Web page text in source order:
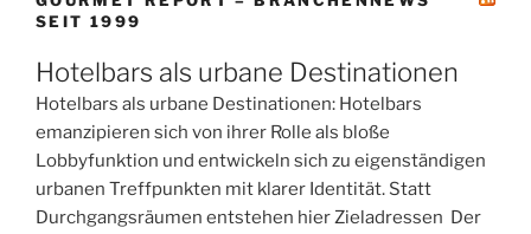
SEIT 1999
Hotelbars als urbane Destinationen
Hotelbars als urbane Destinationen: Hotelbars
emanzipieren sich von ihrer Rolle als bloße
Lobbyfunktion und entwickeln sich zu eigenständigen
urbanen Treffpunkten mit klarer Identität. Statt
Durchgangsräumen entstehen hier Zieladressen Der